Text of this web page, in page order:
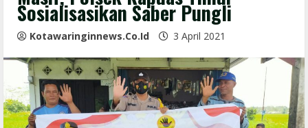
Sosialisasikan Saber Pungli
Kotawaringinnews.co.id 3 April 2021